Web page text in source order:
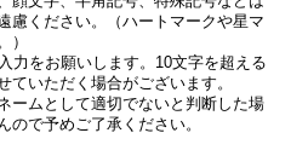
慮ください。（ハートマークや星マ
）
力をお願いします。10文字を超える
いただく場合がございます。
ームとして適切でないと判断した場
ので予めご了承ください。